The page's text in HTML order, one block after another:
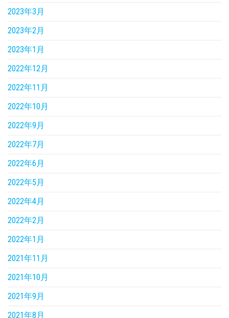
2023年3月
2023年2月
2023年1月
2022年12月
2022年11月
2022年10月
2022年9月
2022年7月
2022年6月
2022年5月
2022年4月
2022年2月
2022年1月
2021年11月
2021年10月
2021年9月
2021年8月